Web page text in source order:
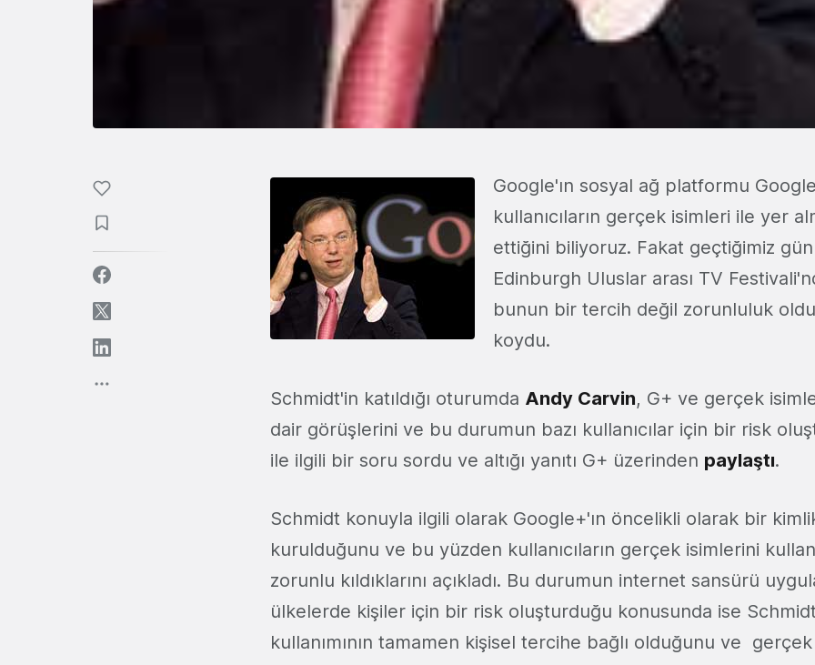
Google'ın sosyal ağ platformu
kullanıcıların gerçek isimleri ile yer
ettiğini biliyoruz. Fakat geçtiğimiz
Edinburgh Uluslar arası TV
bunun bir tercih değil zorunluluk
koydu.
Schmidt'in katıldığı oturumda Andy Carvin, G+ ve gerçek
dair görüşlerini ve bu durumun bazı kullanıcılar için bir risk
ile ilgili bir soru sordu ve altığı yanıtı G+ üzerinden paylaştı.
Schmidt konuyla ilgili olarak Google+'ın öncelikli olarak bir
kurulduğunu ve bu yüzden kullanıcıların gerçek isimlerini
zorunlu kıldıklarını açıkladı. Bu durumun internet sansürü
ülkelerde kişiler için bir risk oluşturduğu konusunda ise
kullanımının tamamen kişisel tercihe bağlı olduğunu ve